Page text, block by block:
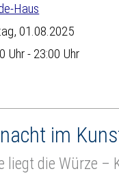
Haus
01.08.2025
Uhr - 23:00 Uhr
im
liegt die Würze